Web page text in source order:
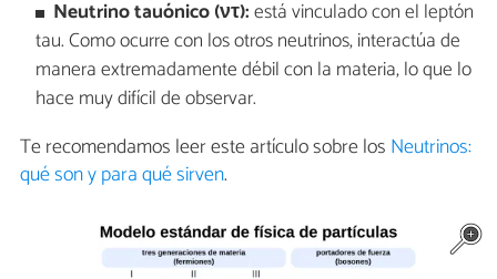
Neutrino tauónico (ντ):está vinculado con el leptón
tau. Como ocurre con los otros neutrinos, interactúa de
manera extremadamente débil con la materia, lo que lo
hace muy difícil de observar.
Te recomendamos leer este artículo sobre los Neutrinos:
qué son y para qué sirven.